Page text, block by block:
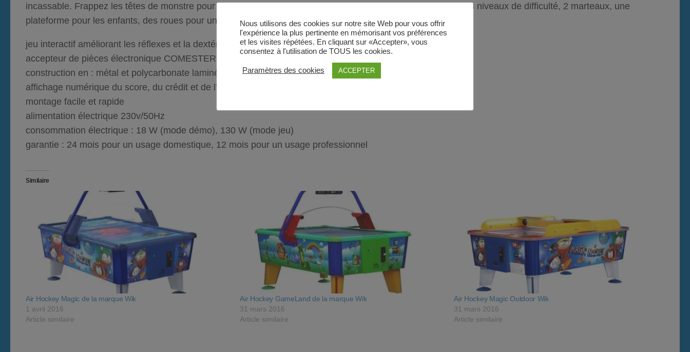
incassable. Frappez les têtes de monstre pour marquer des points mais faites attention aux cercles rouges ! 3 niveaux de difficulté, 2 marteaux, une
plateforme pour les enfants, des roues pour un transport facile.
jeu interactif améliorant les réflexes et la dextérité, convenant aussi bien aux enfants qu’aux adultes
accepteur de pièces électronique COMESTERO RM5
construction en : métal et polycarbonate laminé
affichage numérique du score, du crédit et de l’enregistrement
montage facile et rapide
alimentation électrique 230v/50Hz
consommation électrique : 18 W (mode démo), 130 W (mode jeu)
garantie : 24 mois pour un usage domestique, 12 mois pour un usage professionnel
Similaire
Air Hockey Magic de la marque Wik
1 avril 2016
Article similaire
Air Hockey GameLand de la marque Wik
31 mars 2016
Article similaire
Air Hockey Magic Outdoor Wik
31 mars 2016
Article similaire
Nous utilisons des cookies sur notre site Web pour vous offrir
l'expérience la plus pertinente en mémorisant vos préférences
et les visites répétées. En cliquant sur «Accepter», vous
consentez à l'utilisation de TOUS les cookies.
Paramètres des cookies ACCEPTER